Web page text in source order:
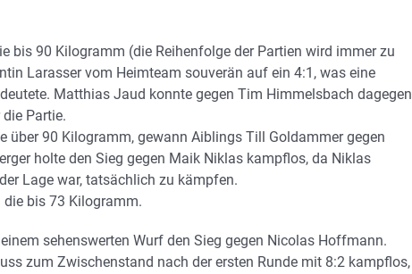
bis 90 Kilogramm (die Reihenfolge der Partien wird immer zu
Larasser vom Heimteam souverän auf ein 4:1, was eine
Matthias Jaud konnte gegen Tim Himmelsbach dagegen
Partie.
über 90 Kilogramm, gewann Aiblings Till Goldammer gegen
holte den Sieg gegen Maik Niklas kampflos, da Niklas
Lage war, tatsächlich zu kämpfen.
die bis 73 Kilogramm.
sehenswerten Wurf den Sieg gegen Nicolas Hoffmann.
zum Zwischenstand nach der ersten Runde mit 8:2 kampflos,